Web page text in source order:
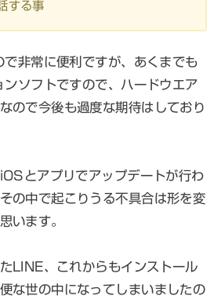
する事
非常に便利ですが、あくまでも
ソフトですので、ハードウエア
ので今後も過度な期待はしており
とアプリでアップデートが行わ
の中で起こりうる不具合は形を変
います。
LINE、これからもインストール
な世の中になってしまいましたの